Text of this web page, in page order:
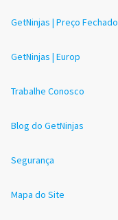
GetNinjas | Preço Fechado
GetNinjas | Europ
Trabalhe Conosco
Blog do GetNinjas
Segurança
Mapa do Site